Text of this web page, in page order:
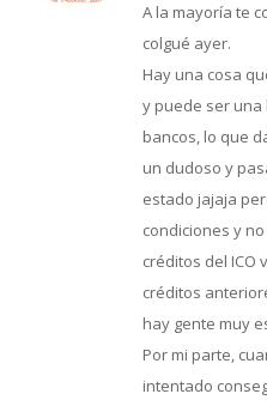
A la mayoría te
colgué ayer.
Hay una cosa
y puede ser
bancos, lo que
un dudoso y
estado jajaja
condiciones y
créditos del ICO
créditos
hay gente muy
Por mi parte,
intentado